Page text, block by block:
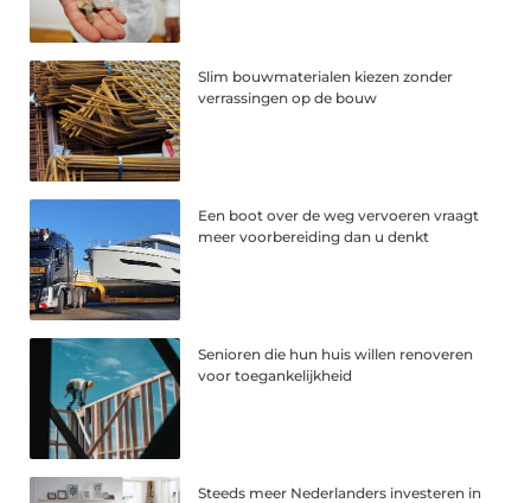
Slim bouwmaterialen kiezen zonder
verrassingen op de bouw
Een boot over de weg vervoeren vraagt
meer voorbereiding dan u denkt
Senioren die hun huis willen renoveren
voor toegankelijkheid
Steeds meer Nederlanders investeren in